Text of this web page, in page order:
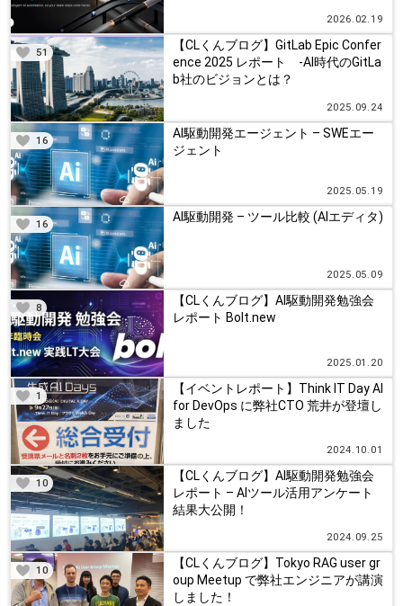
2026.02.19
【CLくんブログ】GitLab Epic Confer
ence 2025 レポート -AI時代のGitLa
b社のビジョンとは？
2025.09.24
51
AI駆動開発エージェント – SWEエー
ジェント
2025.05.19
16
AI駆動開発 – ツール比較 (AIエディタ)
2025.05.09
16
【CLくんブログ】AI駆動開発勉強会
レポート Bolt.new
2025.01.20
8
【イベントレポート】Think IT Day AI
for DevOps に弊社CTO 荒井が登壇し
ました
2024.10.01
1
【CLくんブログ】AI駆動開発勉強会
レポート – AIツール活用アンケート
結果大公開！
2024.09.25
10
【CLくんブログ】Tokyo RAG user gr
oup Meetup で弊社エンジニアが講演
しました！
10